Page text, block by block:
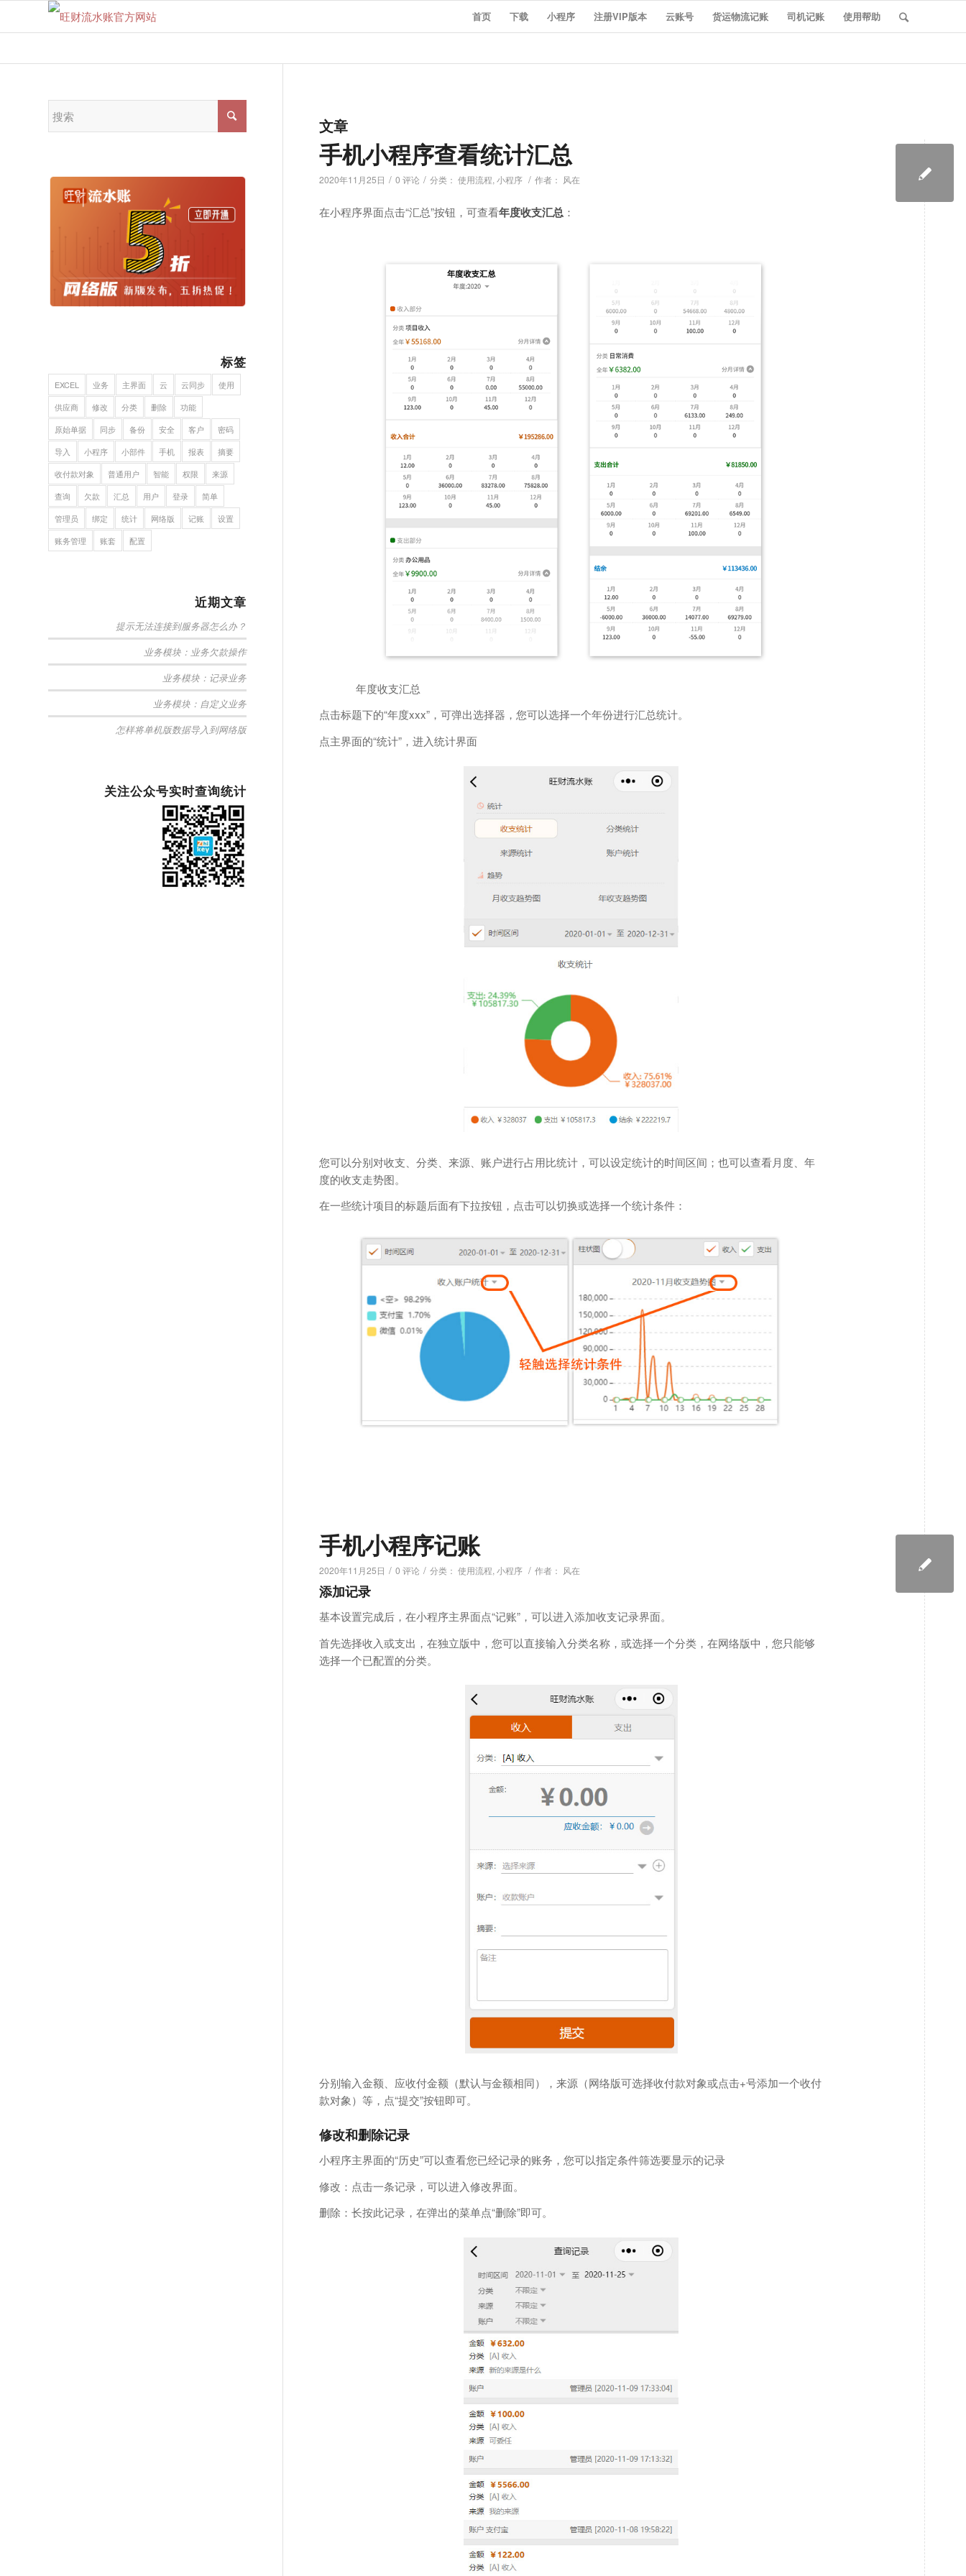
首页 下载 小程序 注册VIP版本 云账号 货运物流记账 司机记账 使用帮助
文章
手机小程序查看统计汇总
2020年11月25日 / 0 评论 / 分类： 使用流程, 小程序 / 作者： 风在
在小程序界面点击“汇总”按钮，可查看年度收支汇总 ：
年度收支汇总
点击标题下的“年度xxx”，可弹出选择器，您可以选择一个年份进行汇总统计。
点主界面的“统计”，进入统计界面
您可以分别对收支、分类、来源、账户进行占用比统计，可以设定统计的时间区间；也可以查看月度、年
度的收支走势图。
在一些统计项目的标题后面有下拉按钮，点击可以切换或选择一个统计条件：
手机小程序记账
2020年11月25日 / 0 评论 / 分类： 使用流程, 小程序 / 作者： 风在
添加记录
基本设置完成后，在小程序主界面点“记账”，可以进入添加收支记录界面。
首先选择收入或支出，在独立版中，您可以直接输入分类名称，或选择一个分类，在网络版中，您只能够
选择一个已配置的分类。
分别输入金额、应收付金额（默认与金额相同），来源（网络版可选择收付款对象或点击+号添加一个收付
款对象）等，点“提交”按钮即可。
修改和删除记录
小程序主界面的“历史”可以查看您已经记录的账务，您可以指定条件筛选要显示的记录
修改：点击一条记录，可以进入修改界面。
删除：长按此记录，在弹出的菜单点“删除”即可。
标签
EXCEL 业务 主界面 云 云同步
使用
供应商
修改 分类 删除
功能
原始单据
同步 备份 安全 客户
密码
导入
小程序 小部件 手机 报表
摘要
收付款对象
普通用户 智能 权限
来源
查询
欠款 汇总 用户 登录
简单
管理员
绑定 统计 网络版 记账
设置
账务管理
账套 配置
近期文章
提示无法连接到服务器怎么办？
业务模块：业务欠款操作
业务模块：记录业务
业务模块：自定义业务
怎样将单机版数据导入到网络版
关注公众号实时查询统计